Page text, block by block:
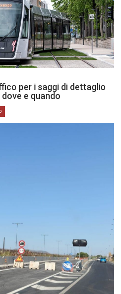
per i saggi di dettaglio
e quando